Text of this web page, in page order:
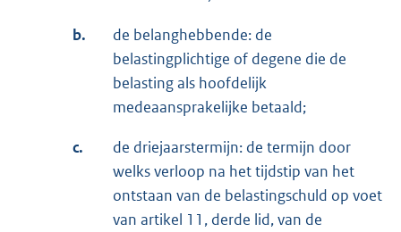
b.
de belanghebbende: de
belastingplichtige of degene die de
belasting als hoofdelijk
medeaansprakelijke betaald;
c.
de driejaarstermijn: de termijn door
welks verloop na het tijdstip van het
ontstaan van de belastingschuld op voet
van artikel 11, derde lid, van de